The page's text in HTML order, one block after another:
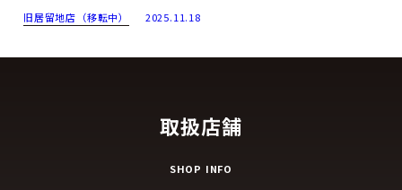
旧居留地店（移転中） 2025.11.18
取扱店舗
SHOP INFO